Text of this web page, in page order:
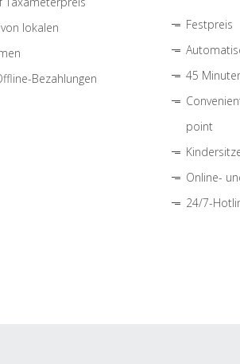
lokalen
Bezahlungen
Festpreis
45
point
Online-
24/7-